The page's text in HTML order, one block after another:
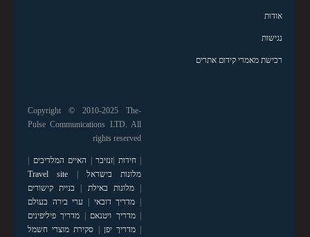
אודות
נגישות
רכישת מאמרי קידום אתרים
Copyright © 2010-2025 The-
Pulse Communications LTD. All
rights reserved
|חידות זנזיבר האיים המלדיבים
מלונות בישראל
Travel site
|מלונות באילת
בניית קישורים
מדריך דובאי
ערי בירה בעולם
|מדריך ויטנאם
מדריך פיליפינים
|מדריך יפן
סקירת מוצרי חשמל